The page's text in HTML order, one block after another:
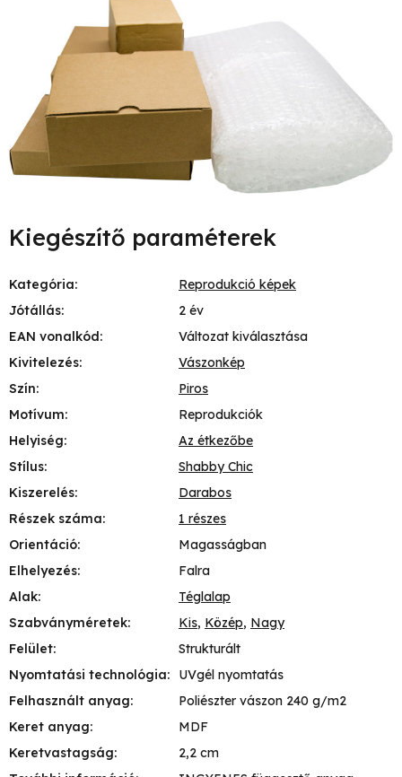
Kiegészítő paraméterek
Kategória:
Reprodukció képek
Jótállás:
2 év
EAN vonalkód:
Változat kiválasztása
Kivitelezés:
Vászonkép
Szín:
Piros
Motívum:
Reprodukciók
Helyiség:
Az étkezőbe
Stílus:
Shabby Chic
Kiszerelés:
Darabos
Részek száma:
1 részes
Orientáció:
Magasságban
Elhelyezés:
Falra
Alak:
Téglalap
Szabványméretek: Kis, Közép, Nagy
Felület:
Strukturált
Nyomtatási technológia:
UVgél nyomtatás
Felhasznált anyag:
Poliészter vászon 240 g/m2
Keret anyag:
MDF
Keretvastagság:
2,2 cm